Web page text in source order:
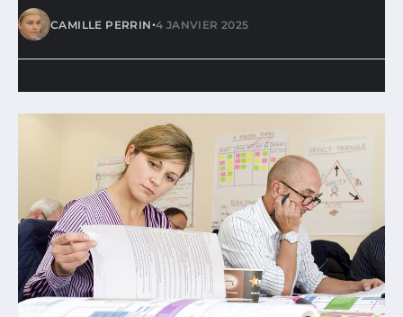
CAMILLE PERRIN•4 JANVIER 2025